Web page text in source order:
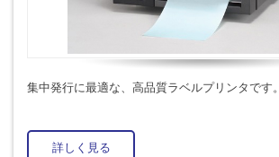
集中発行に最適な、高品質ラベルプリンタです。
詳しく見る